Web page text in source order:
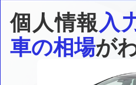
個人情報入
車の相場が